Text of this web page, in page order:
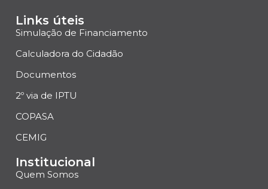
Links úteis
Simulação de Financiamento
Calculadora do Cidadão
Documentos
2º via de IPTU
COPASA
CEMIG
Institucional
Quem Somos